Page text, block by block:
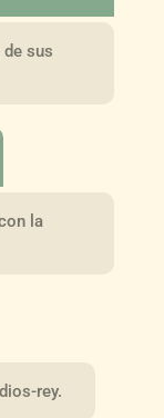
sus
la
rey.